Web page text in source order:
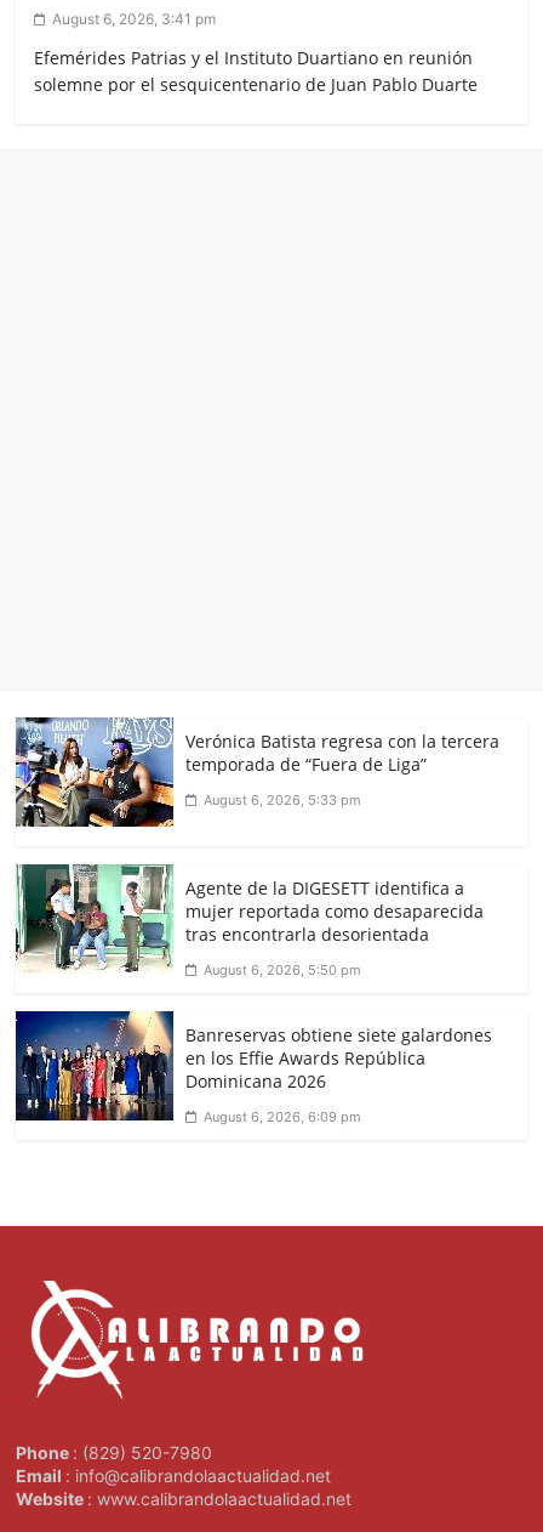
August 6, 2026, 3:41 pm
Efemérides Patrias y el Instituto Duartiano en reunión
solemne por el sesquicentenario de Juan Pablo Duarte
Verónica Batista regresa con la tercera
temporada de “Fuera de Liga”
August 6, 2026, 5:33 pm
Agente de la DIGESETT identifica a
mujer reportada como desaparecida
tras encontrarla desorientada
August 6, 2026, 5:50 pm
Banreservas obtiene siete galardones
en los Effie Awards República
Dominicana 2026
August 6, 2026, 6:09 pm
Phone : (829) 520-7980
Email : info@calibrandolaactualidad.net
Website : www.calibrandolaactualidad.net